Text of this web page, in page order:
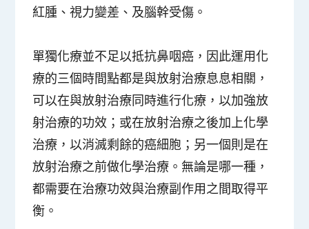
紅腫、視力變差、及腦幹受傷。
單獨化療並不足以抵抗鼻咽癌，因此運用化
療的三個時間點都是與放射治療息息相關，
可以在與放射治療同時進行化療，以加強放
射治療的功效；或在放射治療之後加上化學
治療，以消滅剩餘的癌細胞；另一個則是在
放射治療之前做化學治療。無論是哪一種，
都需要在治療功效與治療副作用之間取得平
衡。